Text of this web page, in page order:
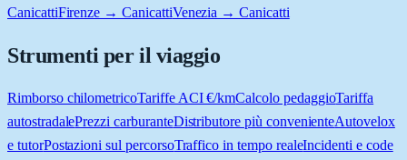
CanicattiFirenze → CanicattiVenezia → Canicatti
Strumenti per il viaggio
Rimborso chilometricoTariffe ACI €/kmCalcolo pedaggioTariffa
autostradalePrezzi carburanteDistributore più convenienteAutovelox
e tutorPostazioni sul percorsoTraffico in tempo realeIncidenti e code